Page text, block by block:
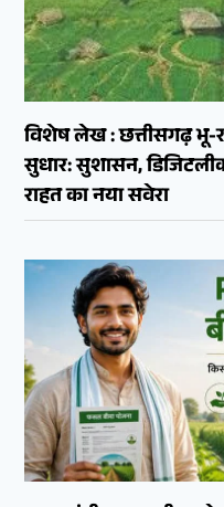
विशेष लेख : छत्तीसगढ़ भू-
सुधार: सुशासन,
राहत का नया सवेरा